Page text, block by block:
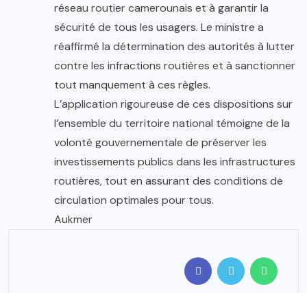
réseau routier camerounais et à garantir la
sécurité de tous les usagers. Le ministre a
réaffirmé la détermination des autorités à lutter
contre les infractions routières et à sanctionner
tout manquement à ces règles.
L’application rigoureuse de ces dispositions sur
l’ensemble du territoire national témoigne de la
volonté gouvernementale de préserver les
investissements publics dans les infrastructures
routières, tout en assurant des conditions de
circulation optimales pour tous.
Aukmer